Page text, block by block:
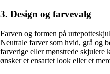
3. Design og farvevalg
Farven og formen på
Neutrale farver som hvid, grå og
farverige eller mønstrede skjulere
ønsker et ensartet look eller et